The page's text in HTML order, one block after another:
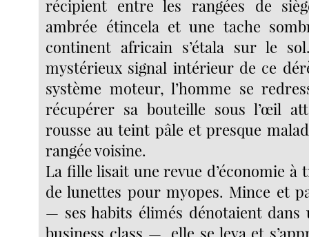
récipient entre les rangées de
ambrée étincela et une tache
continent africain s’étala sur le
mystérieux signal intérieur de ce
système moteur, l’homme se
récupérer sa bouteille sous l’œil
rousse au teint pâle et presque
rangée voisine.
La fille lisait une revue d’économie à
de lunettes pour myopes. Mince et
— ses habits élimés dénotaient dans